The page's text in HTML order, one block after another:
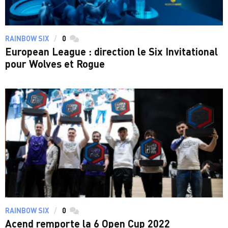
RAINBOW SIX 0 commentaires
European League : direction le Six Invitational
pour Wolves et Rogue
RAINBOW SIX 0 commentaires
Acend remporte la 6 Open Cup 2022